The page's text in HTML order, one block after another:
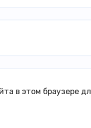
в этом браузере